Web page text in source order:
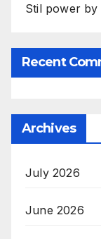
Stil power
Recent
Archives
July 2026
June 2026